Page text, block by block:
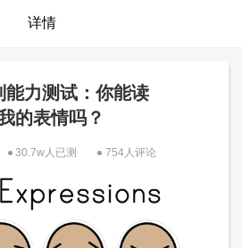
详情
能力测试：你能读
的表情吗？
30.7w人已测 754人评论